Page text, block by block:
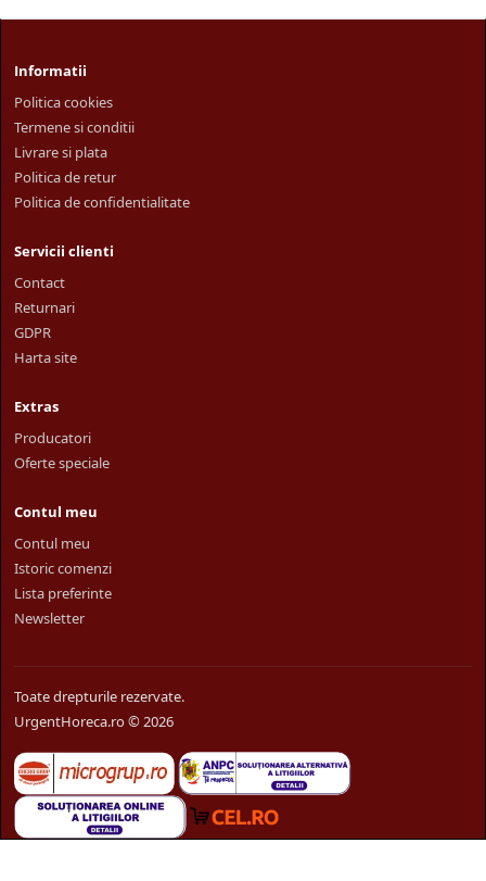
Informatii
Politica cookies
Termene si conditii
Livrare si plata
Politica de retur
Politica de confidentialitate
Servicii clienti
Contact
Returnari
GDPR
Harta site
Extras
Producatori
Oferte speciale
Contul meu
Contul meu
Istoric comenzi
Lista preferinte
Newsletter
Toate drepturile rezervate.
UrgentHoreca.ro © 2026